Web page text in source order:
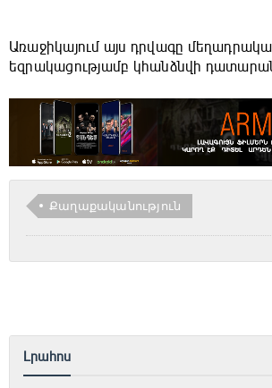
Առաջիկայում այս դրվագը
եզրակացությամբ կհանձնվի
Քաղաքականություն
Լրահոս